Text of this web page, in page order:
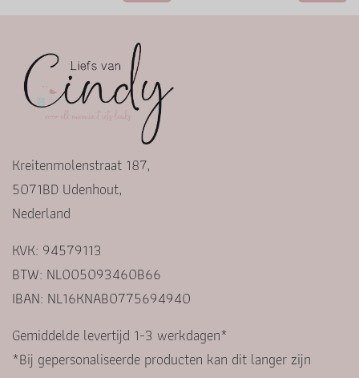
Kreitenmolenstraat 187,
5071BD Udenhout,
Nederland
KVK: 94579113
BTW: NL005093460B66
IBAN: NL16KNAB0775694940
Gemiddelde levertijd 1-3 werkdagen*
*Bij gepersonaliseerde producten kan dit langer zijn